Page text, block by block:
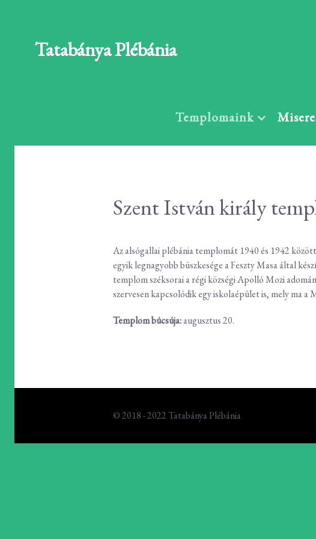
Tatabánya Plébánia
Templomaink
Szent István király
Az alsógallai plébánia templomát 1940 és 1942
egyik legnagyobb büszkesége a Feszty Masa által
templom széksorai a régi községi Apolló Mozi
szervesen kapcsolódik egy iskolaépület is, mely ma
Templom búcsúja:augusztus 20.
© 2018 - 2022 Tatabánya Plébánia